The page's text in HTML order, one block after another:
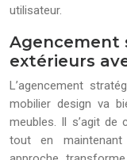
utilisateur.
Agencement
extérieurs
L’agencement
mobilier design va
meubles. Il s’agit de
tout en maintenant